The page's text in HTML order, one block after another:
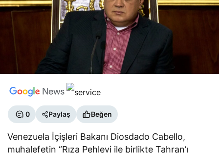
0 Paylaş Beğen
Venezuela İçişleri Bakanı Diosdado Cabello,
muhalefetin “Rıza Pehlevi ile birlikte Tahran’ı